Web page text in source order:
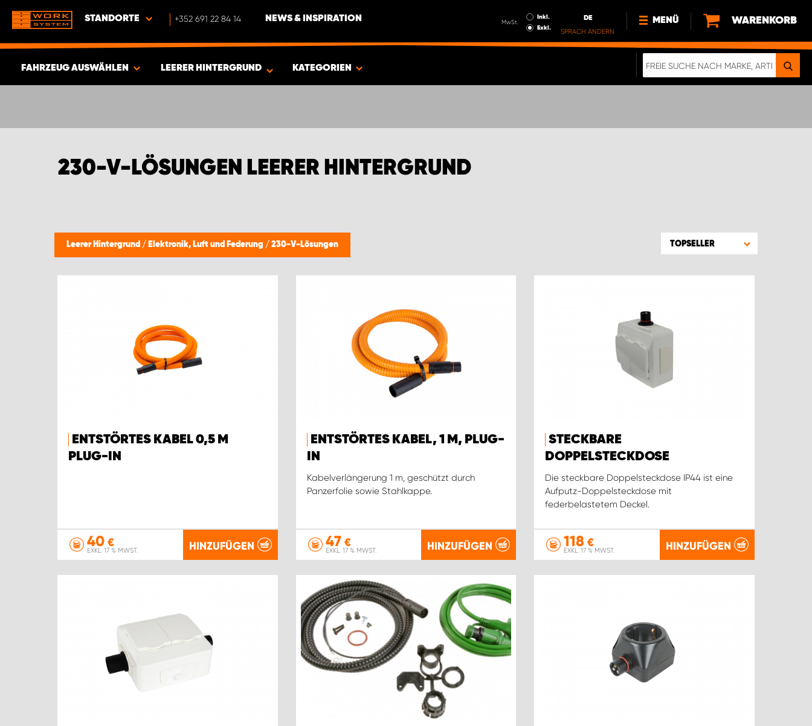
STANDORTE +352 691 22 84 14 NEWS & INSPIRATION MwSt.
Inkl.
Exkl.
DE
SPRACH ÄNDERN
MENÜ
NEWS
WARENKORB
FAHRZEUG AUSWÄHLEN
ARTIKEL
LEERER HINTERGRUND KATEGORIEN
230-V-LÖSUNGEN LEERER HINTERGRUND
Leerer Hintergrund / Elektronik, Luft und Federung / 230-V-Lösungen TOPSELLER
ENTSTÖRTES KABEL 0,5 M
PLUG-IN
40 €
EXKL. 17 % MWST. HINZUFÜGEN
ENTSTÖRTES KABEL, 1 M, PLUG-
IN
Kabelverlängerung 1 m, geschützt durch
Panzerfolie sowie Stahlkappe.
47€
EXKL. 17 % MWST. HINZUFÜGEN
STECKBARE
DOPPELSTECKDOSE
Die steckbare Doppelsteckdose IP44 ist eine
Aufputz-Doppelsteckdose mit
federbelastetem Deckel.
118 €
EXKL. 17 % MWST. HINZUFÜGEN